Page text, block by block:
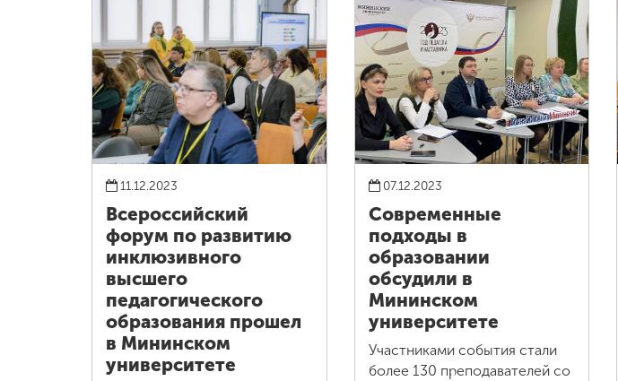
11.12.2023
Всероссийский
форум по развитию
инклюзивного
высшего
педагогического
образования прошел
в Мининском
университете
07.12.2023
Современные
подходы в
образовании
обсудили в
Мининском
университете
Участниками события стали
более 130 преподавателей со